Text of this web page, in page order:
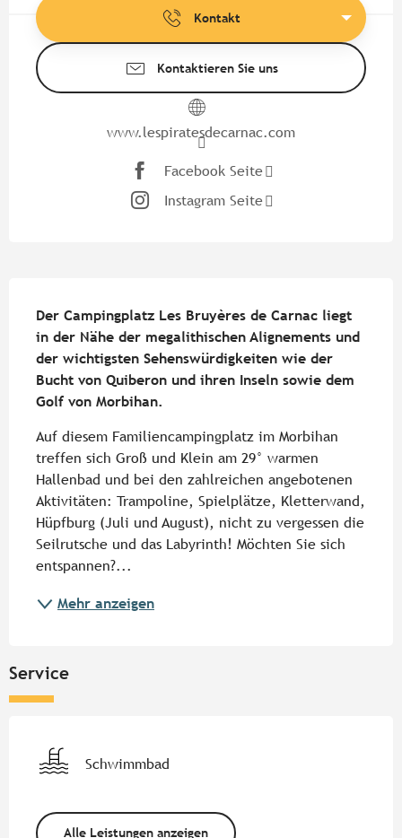
Kontakt
Kontaktieren Sie uns
www.lespiratesdecarnac.com
Facebook Seite
Instagram Seite
Der Campingplatz Les Bruyères de Carnac liegt
in der Nähe der megalithischen Alignements und
der wichtigsten Sehenswürdigkeiten wie der
Bucht von Quiberon und ihren Inseln sowie dem
Golf von Morbihan.
Auf diesem Familiencampingplatz im Morbihan
treffen sich Groß und Klein am 29° warmen
Hallenbad und bei den zahlreichen angebotenen
Aktivitäten: Trampoline, Spielplätze, Kletterwand,
Hüpfburg (Juli und August), nicht zu vergessen die
Seilrutsche und das Labyrinth! Möchten Sie sich
entspannen?...
Mehr anzeigen
Service
Schwimmbad
Alle Leistungen anzeigen